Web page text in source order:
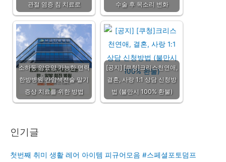
관절 염증 침 치료로
수술 후 목소리 변화
소하동 암요양 가능한 면력
한방병원 간암색전술 말기
증상 치료를 위한 방법
[공지] [쿠청]크리스천연애,
결혼, 사랑 1:1 상담 신청방
법 (불만시 100% 환불)
인기글
첫번째 취미 생활 레어 아이템 피규어모음 #스페셜포토덤프